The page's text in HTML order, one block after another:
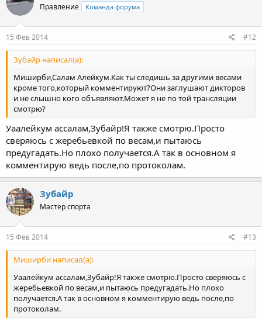
Правление Команда форума
15 Фев 2014 #12
Зубайр написал(а):
Миширби,Салам Алейкум.Как ты следишь за другими весами
кроме того,который комментируют?Они заглушают дикторов
и не слышно кого объявляют.Может я не по той трансляции
смотрю?
Уаалейкум ассалам,Зубайр!Я также смотрю.Просто
сверяюсь с жеребьевкой по весам,и пытаюсь
предугадать.Но плохо получается.А так в основном я
комментирую ведь после,по протоколам.
Зубайр
Мастер спорта
15 Фев 2014 #13
Миширби написал(а):
Уаалейкум ассалам,Зубайр!Я также смотрю.Просто сверяюсь с
жеребьевкой по весам,и пытаюсь предугадать.Но плохо
получается.А так в основном я комментирую ведь после,по
протоколам.